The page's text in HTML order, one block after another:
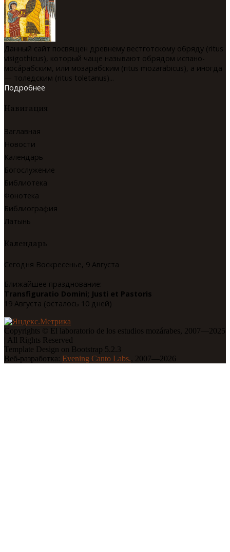
Данный сайт посвящен древнему вестготскому обряду (ritus
visigothicus), который чаще называют обрядом испано-
мосáрабским, или мозарабским (ritus mozarabicus), а иногда
— толедским (ritus toletanus)...
Подробнее
Навигация
Заглавная
Новости
Календарь
Богослужение
Библиотека
Фонотека
Библиография
Латынь
Календарь
Сегодня Воскресенье, 9 Августа
Ближайшее празднование:
Transfiguratio Domini; Justi et Pastoris
19 Августа (осталось 10 дней)
Copyrights © El laboratorio de los estudios mozárabes, 2007—2025
| All Rights Reserved
Template Design on Bootstrap 5.2.3
Веб-разработка: Evening Canto Labs., 2007—2026